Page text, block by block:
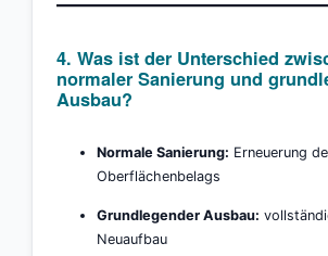
4. Was ist der Unterschied
normaler Sanierung und
Ausbau?
Normale Sanierung: Erneuerung
Oberflächenbelags
Grundlegender Ausbau:
Neuaufbau